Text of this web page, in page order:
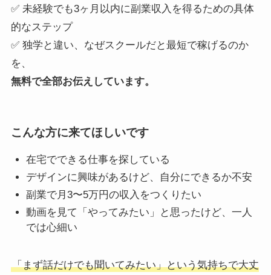
✅ 未経験でも3ヶ月以内に副業収入を得るための具体
的なステップ
✅ 独学と違い、なぜスクールだと最短で稼げるのか
を、
無料で全部お伝えしています。
こんな方に来てほしいです
在宅でできる仕事を探している
デザインに興味があるけど、自分にできるか不安
副業で月3〜5万円の収入をつくりたい
動画を見て「やってみたい」と思ったけど、一人
では心細い
「まず話だけでも聞いてみたい」という気持ちで大丈